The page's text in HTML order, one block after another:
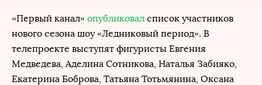
«Первый канал» опубликовал список участников
нового сезона шоу «Ледниковый период». В
телепроекте выступят фигуристы Евгения
Медведева, Аделина Сотникова, Наталья Забияко,
Екатерина Боброва, Татьяна Тотьмянина, Оксана